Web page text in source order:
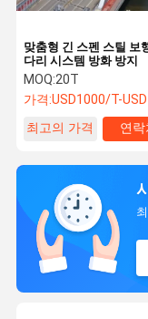
맞춤형 긴 스펜 스틸 보
다리 시스템 방화 방지
MOQ:20T
가격:USD1000/T-
최고의 가격
연락